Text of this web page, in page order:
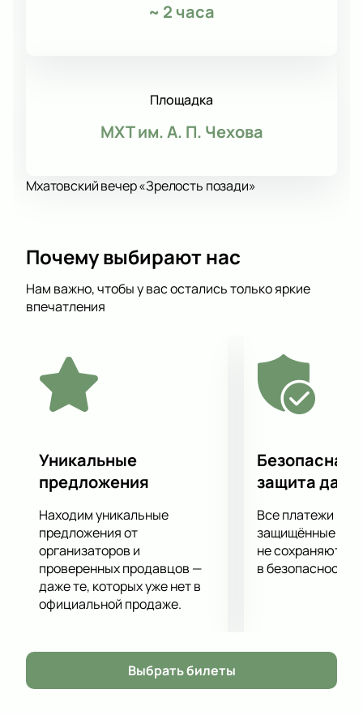
~ 2 часа
Площадка
МХТ им. А. П. Чехова
Мхатовский вечер «Зрелость позади»
Почему выбирают нас
Нам важно, чтобы у вас остались только яркие
впечатления
Уникальные
предложения
Находим уникальные
предложения от
организаторов и
проверенных продавцов —
даже те, которых уже нет в
официальной продаже.
Безопасная
защита
Все платежи
защищённые
не сохраняются
в безопасности.
Выбрать билеты